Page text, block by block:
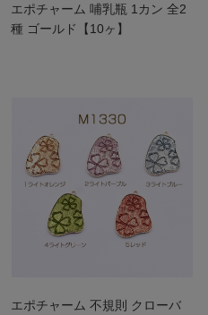
エポチャーム 哺乳瓶 1カン 全2
種 ゴールド【10ヶ】
エポチャーム 不規則 クローバ